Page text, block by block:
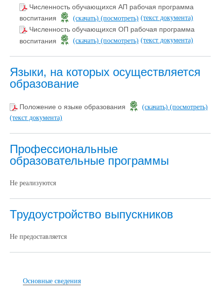
Численность обучающихся АП рабочая программа
воспитания
(скачать) (посмотреть) (текст документа)
Численность обучающихся ОП рабочая программа
воспитания
(скачать) (посмотреть) (текст документа)
Языки, на которых осуществляется
образование
Положение о языке образования (скачать) (посмотреть)
(текст документа)
Профессиональные
образовательные программы
Не реализуются
Трудоустройство выпускников
Не предоставляется
Основные сведения